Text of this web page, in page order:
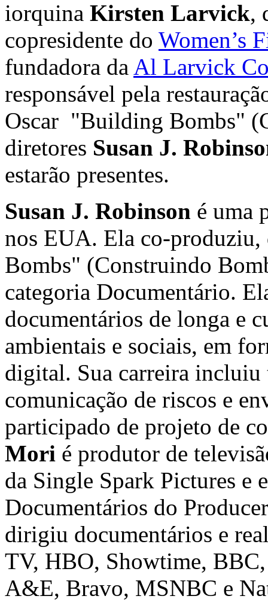
iorquina Kirsten Larvick,
copresidente do Women’s
fundadora da Al Larvick
responsável pela
Oscar "Building Bombs"
diretores Susan J.
estarão presentes.
Susan J. Robinson é uma
nos EUA. Ela co-
Bombs" (Construindo
categoria Documentário.
documentários de longa e
ambientais e sociais, em
digital. Sua carreira incluiu
comunicação de riscos e
participado de projeto de
Mori é produtor de
da Single Spark Pictures e
Documentários do
dirigiu documentários e
TV, HBO, Showtime,
A&E, Bravo, MSNBC e